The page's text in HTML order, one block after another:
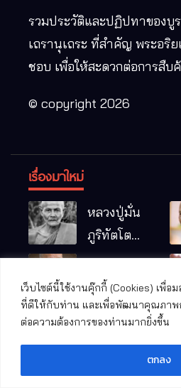
เว็บไซต์นี้ใช้งานคุ๊กกี้ (Cookies) เพื่
ที่ดีให้กับท่าน และเพื่อพัฒนาคุณภาพ
ต่อความต้องการของท่านมากยิ่งขึ้น
ตกลง
รวมประวัติและปฏิปทาของบู
เถรานุเถระ ที่สำคัญ พระอริ
ชอบ เพื่อให้สะดวกต่อการสืบ
© copyright 2026
เรื่องมาใหม่
หลวงปู่มั่น
ภูริทัตโต
พระอริยเจ้า
ผู้เป็นบิดา
ของพระกร
รมฐาน
วัชรปัทม
คุณ (หลวง
มรณภาพ
ปาฏิหาริย์